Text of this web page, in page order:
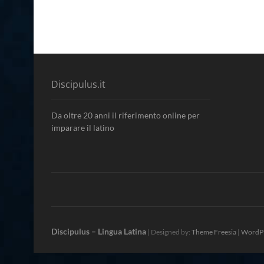
Discipulus.it
Da oltre 20 anni il riferimento online per
imparare il latino
Discipulus – Lingua Latina | Designed by: Theme Freesia |